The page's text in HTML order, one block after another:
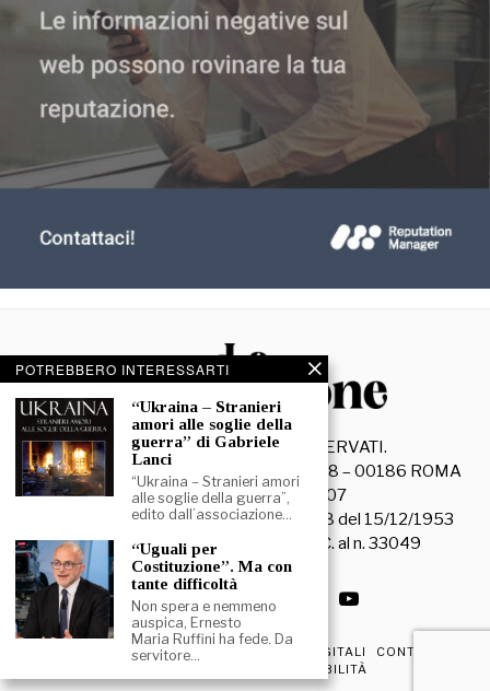
© 2026- TUTTI I DIRITTI RISERVATI.
La Discussione S.r.l. – Piazza Capranica, 78 – 00186 ROMA
C.F. e P. IVA 15045971007
Registrazione Tribunale di Roma n. 3628 del 15/12/1953
La società editrice è iscritta al R.O.C. al n. 33049
PRIVACY & COOKIE POLICY EDIZIONI DIGITALI
CONTATTI
DICHIARAZIONE DI ACCESSIBILITÀ
POTREBBERO INTERESSARTI
“Ukraina – Stranieri
amori alle soglie della
guerra” di Gabriele
Lanci
“Ukraina – Stranieri amori
alle soglie della guerra”,
edito dall’associazione…
“Uguali per
Costituzione”. Ma con
tante difficoltà
Non spera e nemmeno
auspica, Ernesto
Maria Ruffini ha fede. Da
servitore…